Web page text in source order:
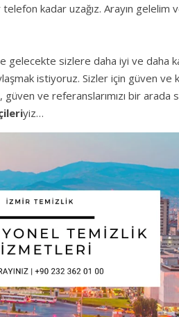
kadar uzağız. Arayın gelelim ve
gelecekte sizlere daha iyi ve daha
istiyoruz. Sizler için güven
ve referanslarımızı bir arada
yiz…